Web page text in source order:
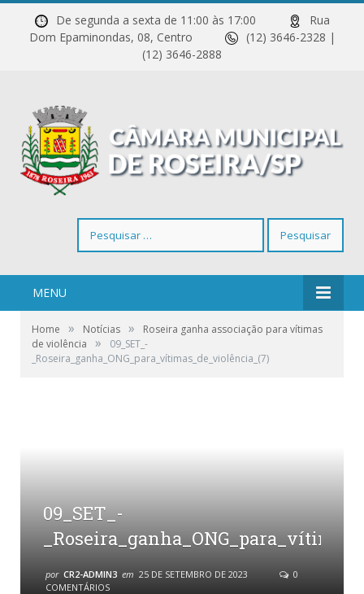
De segunda a sexta de 11:00 às 17:00
Rua
Dom Epaminondas, 08, Centro
(12) 3646-2328 |
(12) 3646-2888
por:
MENU
Home » Notícias »
Roseira ganha associação para vítimas
de violência
»
09_SET_-
_Roseira_ganha_ONG_para_vítimas_de_violência_(7)
09_SET_-
por CR2-ADMIN3 em 25 DE SETEMBRO DE 2023
0
COMENTÁRIOS